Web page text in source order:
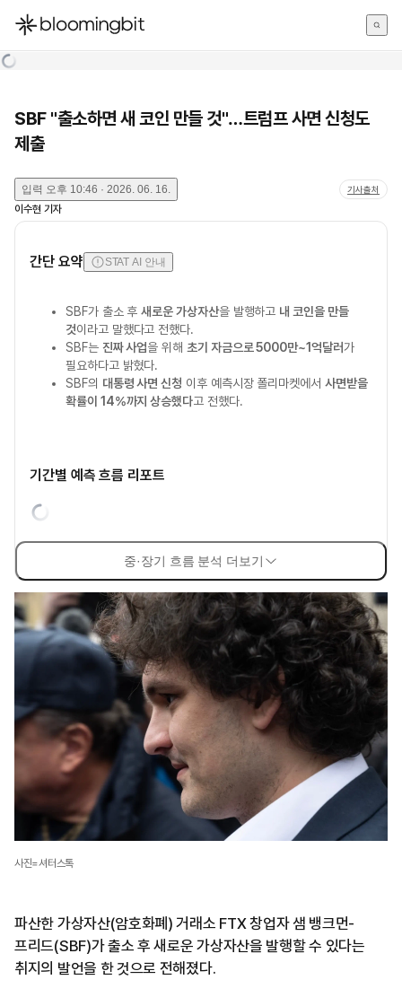
한국어
SBF "출소하면 새 코인 만들 것"…트럼프 사면 신청도
제출
입력 오후 10:46 · 2026. 06. 16. 기사출처
이수현 기자
간단 요약 STAT AI 안내
SBF가 출소 후새로운 가상자산을 발행하고 내 코인을 만들
것이라고 말했다고 전했다.
SBF는 진짜 사업을 위해 초기 자금으로 5000만~1억달러가
필요하다고 밝혔다.
SBF의 대통령 사면 신청 이후 예측시장 폴리마켓에서 사면받을
확률이 14%까지 상승했다고 전했다.
기간별 예측 흐름 리포트
중·장기 흐름 분석 더보기
사진=셔터스톡
파산한 가상자산(암호화폐) 거래소 FTX 창업자 샘 뱅크먼-
프리드(SBF)가 출소 후 새로운 가상자산을 발행할 수 있다는
취지의 발언을 한 것으로 전해졌다.